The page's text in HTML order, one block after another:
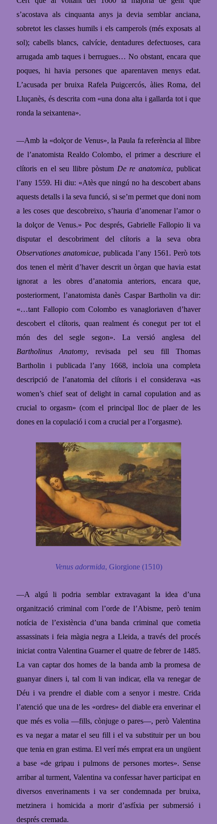
s’acostava als cinquanta anys ja devia semblar anciana,
sobretot les classes humils i els camperols (més exposats al
sol); cabells blancs, calvície, dentadures defectuoses, cara
arrugada amb taques i berrugues… No obstant, encara que
poques, hi havia persones que aparentaven menys edat.
L’acusada per bruixa Rafela Puigcercós, àlies Roma, del
Lluçanès, és descrita com «una dona alta i gallarda tot i que
ronda la seixantena».
—Amb la «dolçor de Venus», la Paula fa referència al llibre
de l’anatomista Realdo Colombo, el primer a descriure el
clítoris en el seu llibre pòstum De re anatomica, publicat
l’any 1559. Hi diu: «Atès que ningú no ha descobert abans
aquests detalls i la seva funció, si se’m permet que doni nom
a les coses que descobreixo, s’hauria d’anomenar l’amor o
la dolçor deVenus.» Poc després, Gabrielle Fallopio li va
disputar el descobriment del clítoris a la seva obra
Observationes anatomicae, publicada l’any 1561. Però tots
dos tenen el mèrit d’haver descrit un òrgan que havia estat
ignorat a les obres d’anatomia anteriors, encara que,
posteriorment, l’anatomista danès Caspar Bartholin va dir:
«…tant Fallopio com Colombo es vanagloriaven d’haver
descobert el clítoris, quan realment és conegut per tot el
món des del segle segon». La versió anglesa del
Bartholinus Anatomy, revisada pel seu fill Thomas
Bartholin i publicada l’any 1668, incloïa una completa
descripció de l’anatomia del clítoris i el considerava «as
women’s chief seat of delight in carnal copulation and as
crucial to orgasm» (com el principal lloc de plaer de les
dones en la copulació i com a crucial per a l’orgasme).
Venus adormida, Giorgione (1510)
—A algú li podria semblar extravagant la idea d’una
organització criminal com l’orde de l’Abisme, però tenim
notícia de l’existència d’una banda criminal que cometia
assassinats i feia màgia negra a Lleida, a través del procés
iniciat contra Valentina Guarner el quatre de febrer de 1485.
La van captar dos homes de la banda amb la promesa de
guanyar diners i, tal com li van indicar, ella va renegar de
Déu i va prendre el diable com a senyor i mestre. Crida
l’atenció que una de les «ordres» del diable era enverinar el
que més es volia —fills, cònjuge o pares—, però Valentina
es va negar a matar el seu fill i el va substituir per un bou
que tenia en gran estima. El verí més emprat era un ungüent
a base «de gripau i pulmons de persones mortes». Sense
arribar al turment, Valentina va confessar haver participat en
diversos enverinaments i va ser condemnada per bruixa,
metzinera i homicida a morir d’asfíxia per submersió i
després cremada.